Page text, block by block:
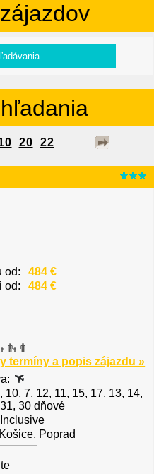
20 22
od:
484 €
od:
484 €
termíny a popis zájazdu »
10, 7, 12, 11, 15, 17, 13, 14,
30 dňové
Poprad